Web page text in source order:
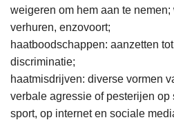
weigeren om hem aan te
verhuren, enzovoort;
haatboodschappen: aanzetten
discriminatie;
haatmisdrijven: diverse vormen
verbale agressie of pesterijen op
sport, op internet en sociale